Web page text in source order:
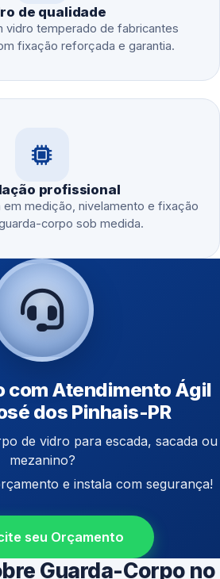
de qualidade
vidro temperado de fabricantes
fixação reforçada e garantia.
profissional
em medição, nivelamento e fixação
corpo sob medida.
com Atendimento Ágil
dos Pinhais-PR
de vidro para escada, sacada ou
mezanino?
e instala com segurança!
seu Orçamento
Guarda-Corpo no